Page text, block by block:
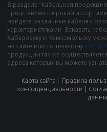
В разделе "Кабельная
представлен широкий
найдете различные кабеля с
характеристиками. Заказать
Хабаровску и Комсомольску
на сайте или по телефону (4212)
продукции так же
адреса которых вы можете
Карта сайта | Правила
конфиденциальности |